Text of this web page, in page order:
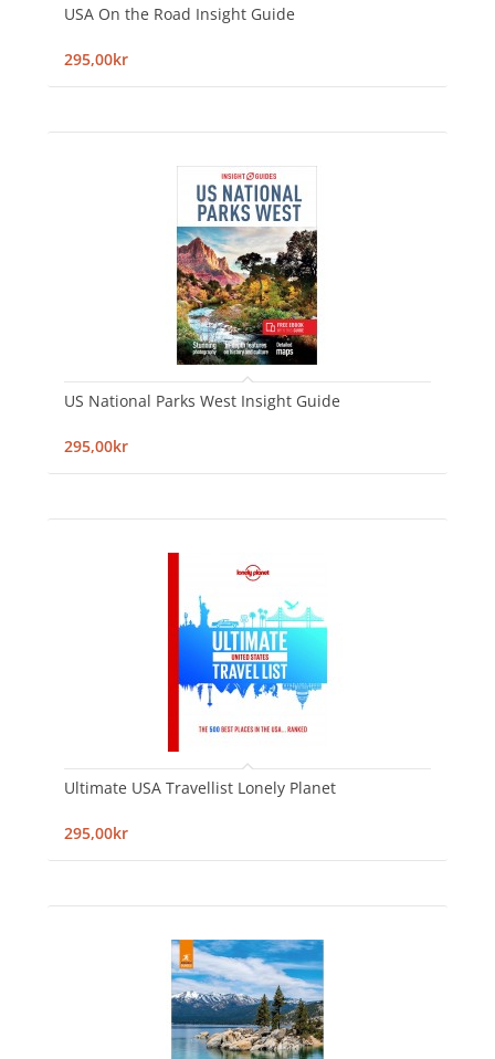
USA On the Road Insight Guide
295,00kr
US National Parks West Insight Guide
295,00kr
Ultimate USA Travellist Lonely Planet
295,00kr